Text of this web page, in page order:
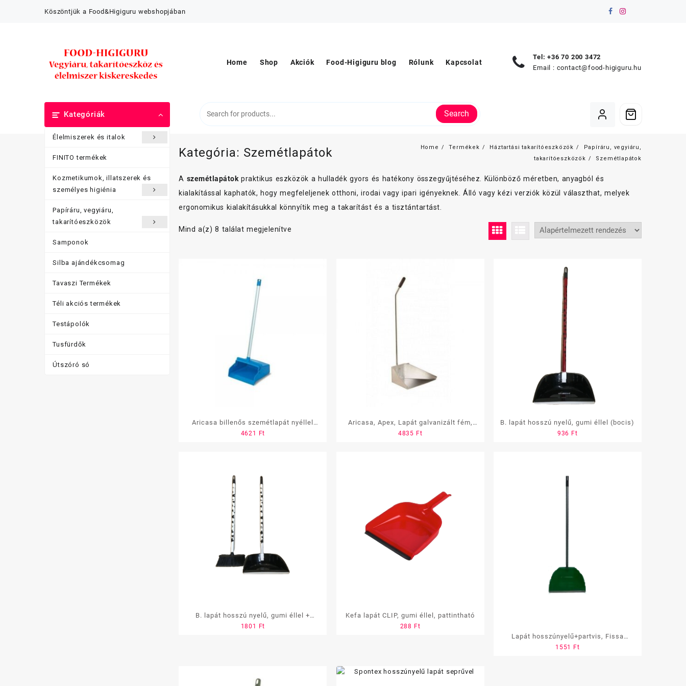
Köszöntjük a Food&Higiguru webshopjában
Home Shop Akciók Food-Higiguru blog Rólunk Kapcsolat
Tel: +36 70 200 3472
Email : contact@food-higiguru.hu
Kategóriák
Élelmiszerek és italok
FINITO termékek
Kozmetikumok, illatszerek és
személyes higiénia
Papíráru, vegyiáru,
takarítóeszközök
Samponok
Silba ajándékcsomag
Tavaszi Termékek
Téli akciós termékek
Testápolók
Tusfürdők
Útszóró só
Search
Kategória: Szemétlapátok Home Termékek Háztartási takarítóeszközök
Papíráru, vegyiáru,
takarítóeszközök
Szemétlapátok
A szemétlapátok praktikus eszközök a hulladék gyors és hatékony összegyűjtéséhez. Különböző méretben, anyagból és
kialakítással kaphatók, hogy megfeleljenek otthoni, irodai vagy ipari igényeknek. Álló vagy kézi verziók közül választhat, melyek
ergonomikus kialakításukkal könnyítik meg a takarítást és a tisztántartást.
Mind a(z) 8 találat megjelenítve
Aricasa billenős szemétlapát nyéllel
Avio”
4621 Ft
Aricasa, Apex, Lapát galvanizált fém,
nyéllel
4835 Ft
B. lapát hosszú nyelű, gumi éllel (bocis)
936 Ft
B. lapát hosszú nyelű, gumi éllel +
partvis szett ( bocis)
1801 Ft
Kefa lapát CLIP, gumi éllel, pattintható
288 Ft
Lapát hosszúnyelű+partvis, Fissa
(SA567)
1551 Ft